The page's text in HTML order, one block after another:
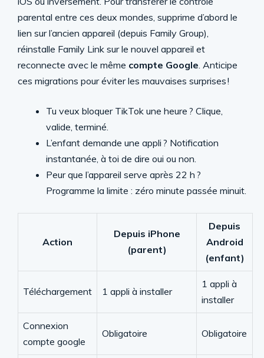
parental entre ces deux mondes, supprime d’abord le
lien sur l’ancien appareil (depuis Family Group),
réinstalle Family Link sur le nouvel appareil et
reconnecte avec le même compte Google. Anticipe
ces migrations pour éviter les mauvaises surprises !
Tu veux bloquer TikTok une heure ? Clique,
valide, terminé.
L’enfant demande une appli ? Notification
instantanée, à toi de dire oui ou non.
Peur que l’appareil serve après 22 h ?
Programme la limite : zéro minute passée minuit.
Action
Depuis iPhone
(parent)
Depuis
Android
(enfant)
Téléchargement 1 appli à installer
1 appli à
installer
Connexion
compte google
Obligatoire Obligatoire